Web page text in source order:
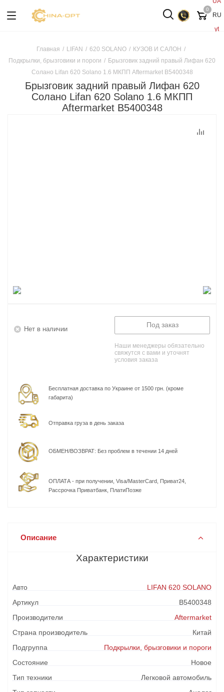
RU
yt
0
Главная / LIFAN / 620 SOLANO / КУЗОВ И САЛОН /
Подкрылки, брызговики и пороги / Брызговик задний правый Лифан 620
Солано Lifan 620 Solano 1.6 МКПП Aftermarket B5400348
Брызговик задний правый Лифан 620
Солано Lifan 620 Solano 1.6 МКПП
Aftermarket B5400348
Нет в наличии
Под заказ
Наши менеджеры обязательно
свяжутся с вами и уточнят
условия заказа
Бесплатная доставка по Украине от 1500 грн. (кроме
габарита)
Отправка груза в день заказа
ОБМЕН/ВОЗВРАТ: Без проблем в течении 14 дней
ОПЛАТА - при получении, Visa/MasterCard, Приват24,
Рассрочка Приватбанк, ПлатиПозже
Описание
Характеристики
Авто
LIFAN 620 SOLANO
Артикул
B5400348
Производители
Aftermarket
Страна производитель
Китай
Подгруппа
Подкрылки, брызговики и пороги
Состояние
Новое
Тип техники
Легковой автомобиль